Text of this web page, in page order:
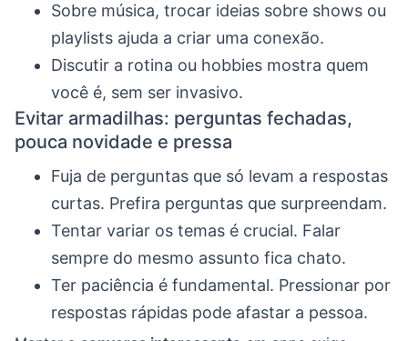
Sobre música, trocar ideias sobre shows ou
playlists ajuda a criar uma conexão.
Discutir a rotina ou hobbies mostra quem
você é, sem ser invasivo.
Evitar armadilhas: perguntas fechadas,
pouca novidade e pressa
Fuja de perguntas que só levam a respostas
curtas. Prefira perguntas que surpreendam.
Tentar variar os temas é crucial. Falar
sempre do mesmo assunto fica chato.
Ter paciência é fundamental. Pressionar por
respostas rápidas pode afastar a pessoa.